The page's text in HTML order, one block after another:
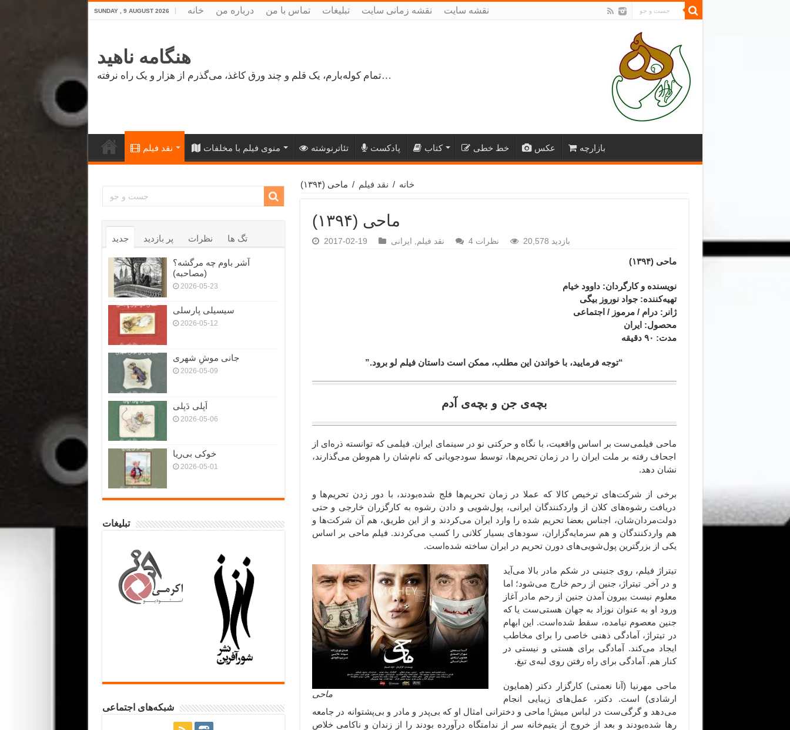
SUNDAY , 9 AUGUST 2026 خانه درباره من تماس با من تبلیغات نقشه زمانی سایت نقشه سایت
هنگامه ناهید
تمام کوله‌بارم، یک قلم و چند ورق کاغذ، می‌گذرم از هزار و یک راه نرفته…
نقد فیلم منوی فیلم با مخلفات تئاترنوشته پادکست کتاب خط خطی عکس بازارچه
خانه / نقد فیلم / ماحی (۱۳۹۴)
ماحی (۱۳۹۴)
2017-02-19 نقد فیلم ایرانی نظرات 4 20,578 بازدید
ماحی (۱۳۹۴)
نویسنده و کارگردان: داوود خیام
تهیه‌کننده: جواد نوروز بیگی
ژانر : درام / مرموز / اجتماعی
محصول: ایران
مدت: ۹۰ دقیقه
“توجه فرمایید،‌ با خواندن این مطلب، ممکن است داستان فیلم لو برود.”
ماحی فیلمی‌ست بر اساس واقعیت، با نگاه و حرکتی نو در سینمای ایران. فیلمی که توانسته ذره‌ای از
اجحاف رفته بر ملت ایران را در زمان تحریم‌ها، توسط سودجویانی که نام‌شان را هم‌وطن می‌گذارند،‌
نشان دهد.
برخی از شرکت‌های ترخیص کالا که عملا در زمان تحریم‌ها فلج شده‌بودند، با دور زدن تحریم‌ها و
دریافت رشوه‌های کلان از واردکنندگان ایرانی، پول‌شویی و دادن رشوه به کارگزران خارجی و حتی
دولت‌‌مردان‌شان، اجناس بعضا تحریم شده را وارد ایران می‌کردند و از این طریق، هم آن شرکت‌ها و
هم واردکنندگان و هم سرمایه‌گزاران، سودهای بسیار کلانی را کسب می‌کردند. فیلم ماحی بر اساس
یکی از بزرگترین پول‌شویی‌های دورن تحریم در ایران ساخته شده‌است.
ماحی
تیتراژ فیلم، روی جنینی در شکم مادر بالا می‌آید
و در آخر ِ تیتراژ، جنین از رحم خارج می‌شود؛ اما
معلوم نیست بیرون آمدن جنین از رحم مادر آغاز
ورود او به عنوان نوزاد به جهان هستی‌ست یا که
جنین معصوم نیامده، سقط شده‌است. این ابهام
در تیتراژ،‌ آمادگی ذهنی خاصی را برای مخاطب
ایجاد می‌کند. آمادگی برای هستی و نیستی در
کنار هم. آمادگی برای راه رفتن روی لبه‌ی تیغ.
ماحی مهرنیا (آنا نعمتی) کارگزار دکتر (همایون
ارشادی) است. دکتر، عمل‌های زیبایی انجام
می‌دهد و گرگی‌ست در لباس میش! ماحی و دخترانی امثال او که بی‌پدر و مادر و بی‌پشتوانه در جامعه
رها شده‌بودند و بعد از خروج از یتیم‌خانه سر از ندامتگاه درآورده بودند را از زندان و ناکامی خلاص
جدید پر بازدید نظرات تگ ها
آشر باوم چه مرگشه؟
(مصاحبه)
2026-05-23
سیسیلی پارسلی
2026-05-12
جانی موشِ شهری
2026-05-09
اَپلی دَپلی
2026-05-06
خوکی بی‌ریا
2026-05-01
تبلیغات
شبکه‌های اجتماعی